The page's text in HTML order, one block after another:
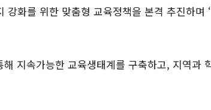
화를 위한 맞춤형 교육정책을 본격 추진하며
지속가능한 교육생태계를 구축하고, 지역과